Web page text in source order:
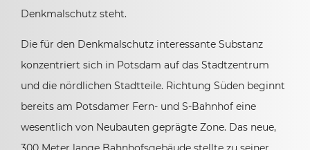
Denkmalschutz steht.
Die für den Denkmalschutz interessante Substanz
konzentriert sich in Potsdam auf das Stadtzentrum
und die nördlichen Stadtteile. Richtung Süden beginnt
bereits am Potsdamer Fern- und S-Bahnhof eine
wesentlich von Neubauten geprägte Zone. Das neue,